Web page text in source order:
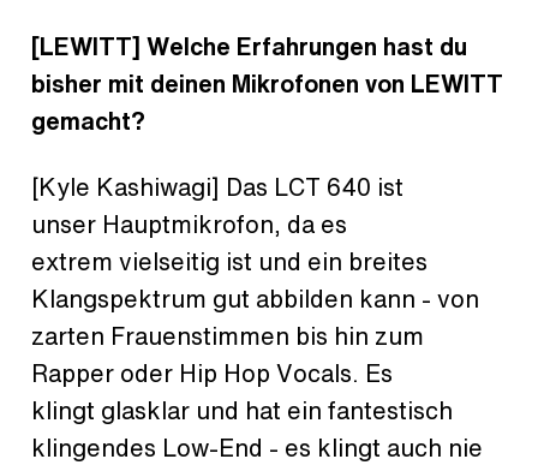
[LEWITT] Welche Erfahrungen hast du
bisher mit deinen Mikrofonen von LEWITT
gemacht?
[Kyle Kashiwagi] Das LCT 640 ist
unser Hauptmikrofon, da es
extrem vielseitig ist und ein breites
Klangspektrum gut abbilden kann - von
zarten Frauenstimmen bis hin zum
Rapper oder Hip Hop Vocals. Es
klingt glasklar und hat ein fantestisch
klingendes Low-End - es klingt auch nie